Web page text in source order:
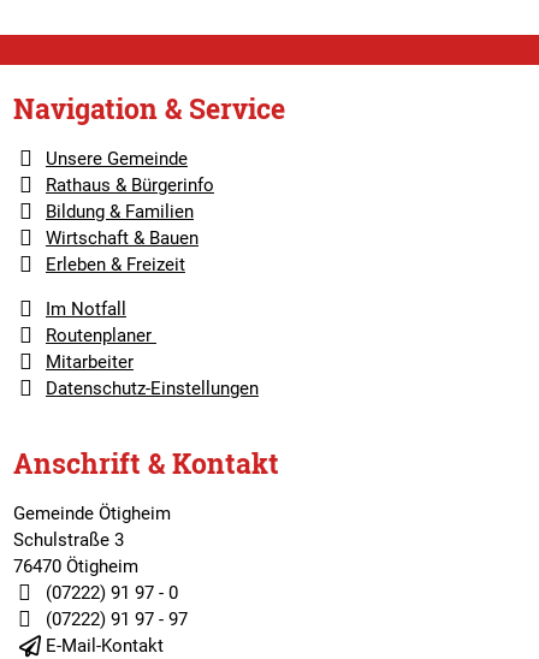
Navigation & Service
Unsere Gemeinde
Rathaus & Bürgerinfo
Bildung & Familien
Wirtschaft & Bauen
Erleben & Freizeit
Im Notfall
Routenplaner
Mitarbeiter
Datenschutz-Einstellungen
Anschrift & Kontakt
Gemeinde Ötigheim
Schulstraße 3
76470 Ötigheim
(07222) 91 97 - 0
(07222) 91 97 - 97
E-Mail-Kontakt